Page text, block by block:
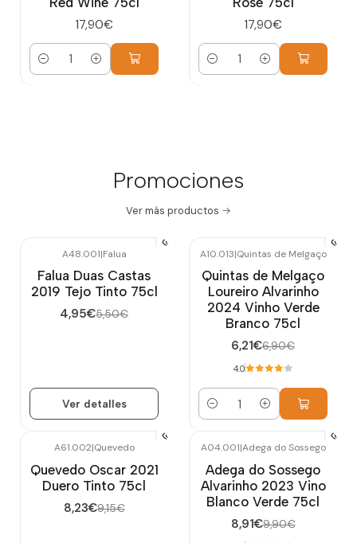
17,90€
Cantidad
17,90€
Cantidad
Promociones
Ver más productos
Agotado
A48.001|Falua
Falua Duas Castas
2019 Tejo Tinto 75cl
4,95€5,50€
Ver detalles
A10.013|Quintas de Melgaço
Quintas de Melgaço
Loureiro Alvarinho
2024 Vinho Verde
Branco 75cl
6,21€6,90€
4.0
Cantidad
A61.002|Quevedo
Quevedo Oscar 2021
Duero Tinto 75cl
8,23€9,15€
A04.001|Adega do Sossego
Adega do Sossego
Alvarinho 2023 Vino
Blanco Verde 75cl
8,91€9,90€